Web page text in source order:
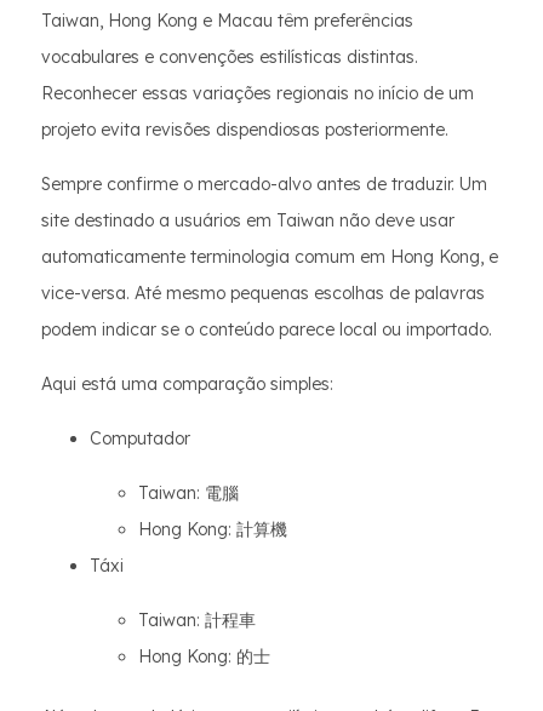
Taiwan, Hong Kong e Macau têm preferências
vocabulares e convenções estilísticas distintas.
Reconhecer essas variações regionais no início de um
projeto evita revisões dispendiosas posteriormente.
Sempre confirme o mercado-alvo antes de traduzir. Um
site destinado a usuários em Taiwan não deve usar
automaticamente terminologia comum em Hong Kong, e
vice-versa. Até mesmo pequenas escolhas de palavras
podem indicar se o conteúdo parece local ou importado.
Aqui está uma comparação simples:
Computador
Taiwan: 電腦
Hong Kong: 計算機
Táxi
Taiwan: 計程車
Hong Kong: 的士